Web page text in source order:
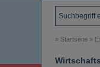
» Startseite »